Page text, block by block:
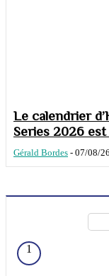
Le calendrier
Series 2026 est
Gérald Bordes - 07/08/26
1